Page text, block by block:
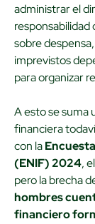
administrar el
responsabilidad
sobre
imprevistos
para organizar
A esto se suma
financiera
con la
(ENIF) 2024,
pero la brecha
hombres
financiero